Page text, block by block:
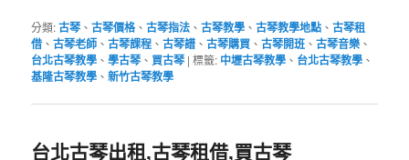
分類:古琴 、古琴價格、古琴指法 、古琴教學 、古琴教學地點 、古琴租
借、古琴老師 、古琴課程 、古琴譜 、古琴購買 、古琴開班 、古琴音樂 、
台北古琴教學 、學古琴 、 買古琴 |標籤: 中壢古琴教學 、 台北古琴教學 、
基隆古琴教學 、新竹古琴教學
台北古琴出租,古琴租借,買古琴